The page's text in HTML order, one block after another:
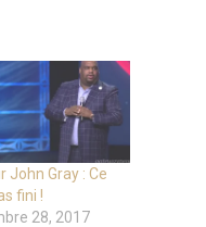
John Gray : Ce
fini !
28, 2017